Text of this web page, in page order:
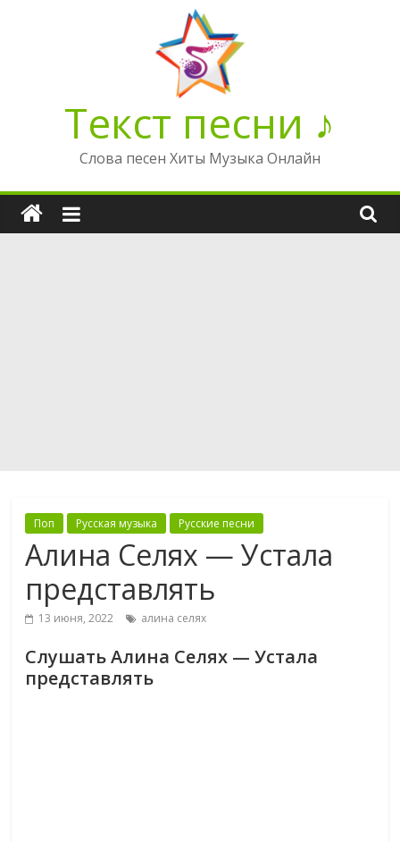
Текст песни ♪
Слова песен Хиты Музыка Онлайн
Поп Русская музыка Русские песни
Алина Селях — Устала
представлять
13 июня, 2022 алина селях
Слушать Алина Селях — Устала
представлять